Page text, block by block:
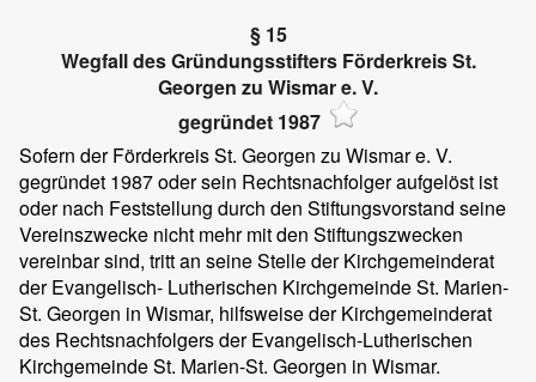
§ 15
Wegfall des Gründungsstifters Förderkreis St.
Georgen zu Wismar e. V.
gegründet 1987
Sofern der Förderkreis St. Georgen zu Wismar e. V.
gegründet 1987 oder sein Rechtsnachfolger aufgelöst ist
oder nach Feststellung durch den Stiftungsvorstand seine
Vereinszwecke nicht mehr mit den Stiftungszwecken
vereinbar sind, tritt an seine Stelle der Kirchgemeinderat
der Evangelisch- Lutherischen Kirchgemeinde St. Marien-
St. Georgen in Wismar, hilfsweise der Kirchgemeinderat
des Rechtsnachfolgers der Evangelisch-Lutherischen
Kirchgemeinde St. Marien-St. Georgen in Wismar.